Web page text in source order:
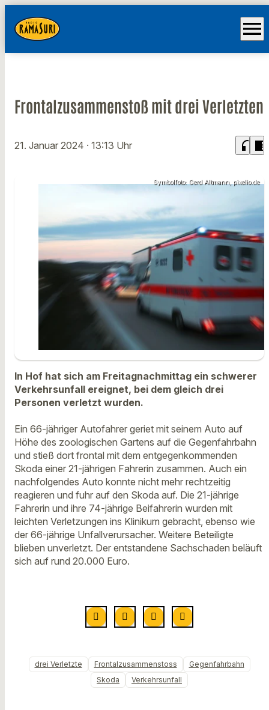
menu
Frontalzusammenstoß mit drei Verletzten
21. Januar 2024 · 13:13 Uhr headphones chrome_reader_mode
Symbolfoto: Gerd Altmann, pixelio.de
In Hof hat sich am Freitagnachmittag ein schwerer
Verkehrsunfall ereignet, bei dem gleich drei
Personen verletzt wurden.
Ein 66-jähriger Autofahrer geriet mit seinem Auto auf
Höhe des zoologischen Gartens auf die Gegenfahrbahn
und stieß dort frontal mit dem entgegenkommenden
Skoda einer 21-jährigen Fahrerin zusammen. Auch ein
nachfolgendes Auto konnte nicht mehr rechtzeitig
reagieren und fuhr auf den Skoda auf. Die 21-jährige
Fahrerin und ihre 74-jährige Beifahrerin wurden mit
leichten Verletzungen ins Klinikum gebracht, ebenso wie
der 66-jährige Unfallverursacher. Weitere Beteiligte
blieben unverletzt. Der entstandene Sachschaden beläuft
sich auf rund 20.000 Euro.
drei Verletzte Frontalzusammenstoss
Gegenfahrbahn
Skoda
Verkehrsunfall